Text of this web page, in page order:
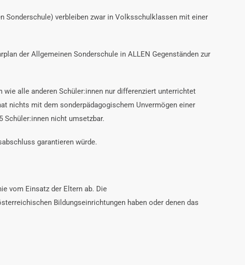
Sonderschule) verbleiben zwar in Volksschulklassen mit einer
der Allgemeinen Sonderschule in ALLEN Gegenständen zur
alle anderen Schüler:innen nur differenziert unterrichtet
nichts mit dem sonderpädagogischem Unvermögen einer
nicht umsetzbar.
garantieren würde.
vom Einsatz der Eltern ab. Die
Bildungseinrichtungen haben oder denen das